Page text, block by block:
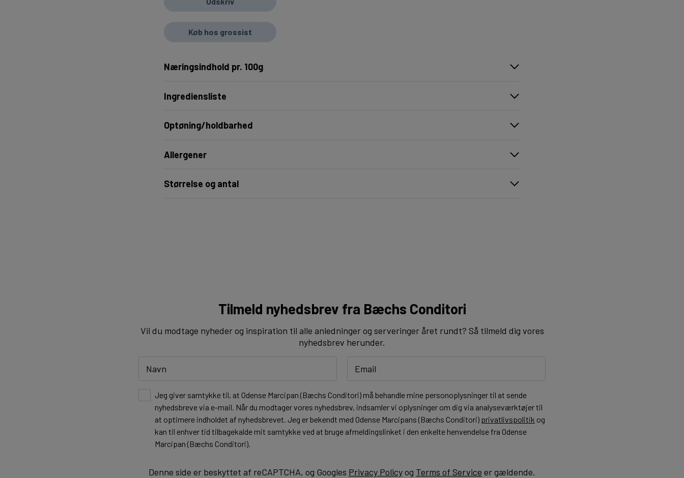
Køb hos grossist
Næringsindhold pr. 100g
Ingrediensliste
Optøning/holdbarhed
Allergener
Størrelse og antal
Tilmeld nyhedsbrev fra Bæchs Conditori
Vil du modtage nyheder og inspiration til alle anledninger og serveringer året rundt? Så tilmeld dig vores
nyhedsbrev herunder.
Jeg giver samtykke til, at Odense Marcipan (Bæchs Conditori) må behandle mine personoplysninger til at sende
nyhedsbreve via e-mail. Når du modtager vores nyhedsbrev, indsamler vi oplysninger om dig via analyseværktøjer til
at optimere indholdet af nyhedsbrevet. Jeg er bekendt med Odense Marcipans (Bæchs Conditori) privatlivspolitik og
kan til enhver tid tilbagekalde mit samtykke ved at bruge afmeldingslinket i den enkelte henvendelse fra Odense
Marcipan (Bæchs Conditori).
Denne side er beskyttet af reCAPTCHA, og Googles Privacy Policyog Terms of Service er gældende.